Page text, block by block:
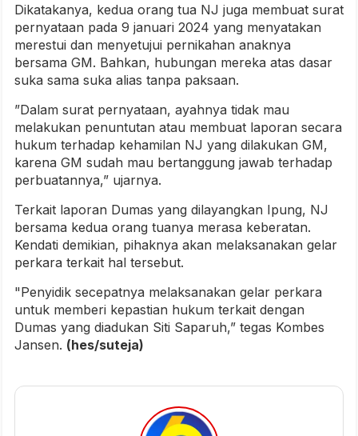
Dikatakanya, kedua orang tua NJ juga membuat surat
pernyataan pada 9 januari 2024 yang menyatakan
merestui dan menyetujui pernikahan anaknya
bersama GM. Bahkan, hubungan mereka atas dasar
suka sama suka alias tanpa paksaan.
”Dalam surat pernyataan, ayahnya tidak mau
melakukan penuntutan atau membuat laporan secara
hukum terhadap kehamilan NJ yang dilakukan GM,
karena GM sudah mau bertanggung jawab terhadap
perbuatannya,” ujarnya.
Terkait laporan Dumas yang dilayangkan Ipung, NJ
bersama kedua orang tuanya merasa keberatan.
Kendati demikian, pihaknya akan melaksanakan gelar
perkara terkait hal tersebut.
"Penyidik secepatnya melaksanakan gelar perkara
untuk memberi kepastian hukum terkait dengan
Dumas yang diadukan Siti Saparuh,” tegas Kombes
Jansen. (hes/suteja)